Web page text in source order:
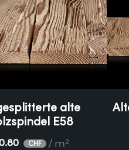
alte
E58
CHF / m²